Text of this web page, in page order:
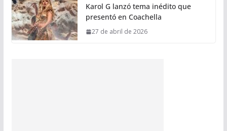
Karol G lanzó tema inédito que
presentó en Coachella
27 de abril de 2026